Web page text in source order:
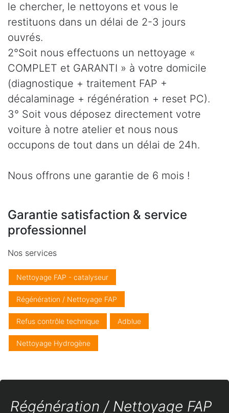
le chercher, le nettoyons et vous le
restituons dans un délai de 2-3 jours
ouvrés.
2°Soit nous effectuons un nettoyage «
COMPLET et GARANTI » à votre domicile
(diagnostique + traitement FAP +
décalaminage + régénération + reset PC).
3° Soit vous déposez directement votre
voiture à notre atelier et nous nous
occupons de tout dans un délai de 24h.
Nous offrons une garantie de 6 mois !
Garantie satisfaction & service
professionnel
Nos services
Nettoyage FAP - catalyseur
Régénération / Nettoyage FAP
Refus contrôle technique Adblue
Nettoyage Hydrogène
Régénération / Nettoyage FAP